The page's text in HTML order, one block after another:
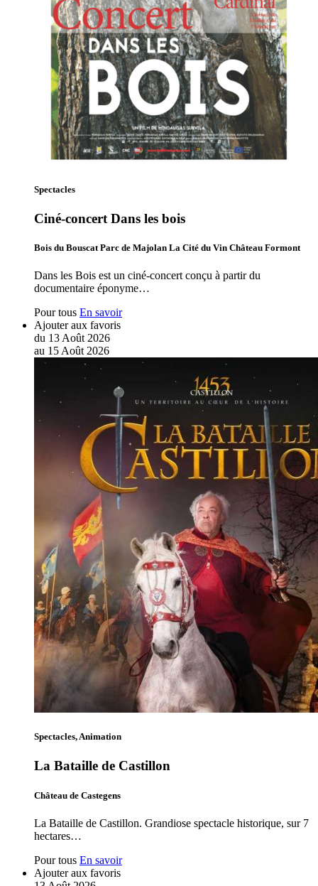
Spectacles
Ciné-concert Dans les bois
Bois du Bouscat Parc de Majolan La Cité du Vin Château Formont
Dans les Bois est un ciné-concert conçu à partir du
documentaire éponyme…
Pour tous En savoir
Ajouter aux favoris
du 13 Août 2026
au 15 Août 2026
Spectacles, Animation
La Bataille de Castillon
Château de Castegens
La Bataille de Castillon. Grandiose spectacle historique, sur 7
hectares…
Pour tous En savoir
Ajouter aux favoris